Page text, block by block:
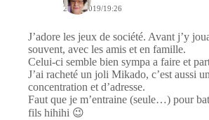
20/11/2019/19:26
J’adore les jeux de société. Avant j’y
souvent, avec les amis et en famille.
Celui-ci semble bien sympa a faire et
J’ai racheté un joli Mikado, c’est aussi
concentration et d’adresse.
Faut que je m’entraine (seule…) pour
fils hihihi 😉